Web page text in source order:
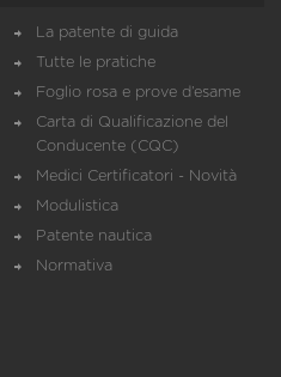
La patente di guida
Tutte le pratiche
Foglio rosa e prove d’esame
Carta di Qualificazione del
Conducente (CQC)
Medici Certificatori - Novità
Modulistica
Patente nautica
Normativa